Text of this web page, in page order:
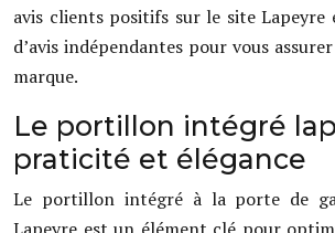
avis clients positifs sur le site
d’avis indépendantes pour vous
marque.
Le portillon intégré
praticité et élégance
Le portillon intégré à la porte de